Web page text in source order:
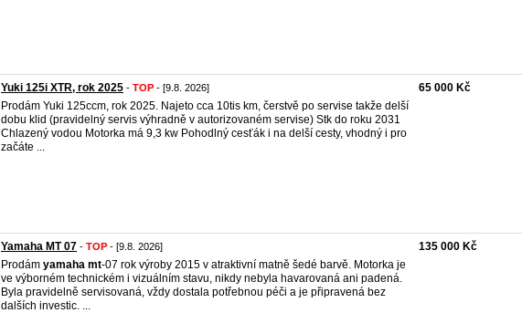
Yuki 125i XTR, rok 2025 - TOP - [9.8. 2026]
Prodám Yuki 125ccm, rok 2025. Najeto cca 10tis km, čerstvě po servise takže delší
dobu klid (pravidelný servis výhradně v autorizovaném servise) Stk do roku 2031
Chlazený vodou Motorka má 9,3 kw Pohodlný cesťák i na delší cesty, vhodný i pro
začáte ...
65 000 Kč
Yamaha MT 07 - TOP - [9.8. 2026]
Prodám yamaha mt-07 rok výroby 2015 v atraktivní matně šedé barvě. Motorka je
ve výborném technickém i vizuálním stavu, nikdy nebyla havarovaná ani padená.
Byla pravidelně servisovaná, vždy dostala potřebnou péči a je připravená bez
dalších investic. ...
135 000 Kč